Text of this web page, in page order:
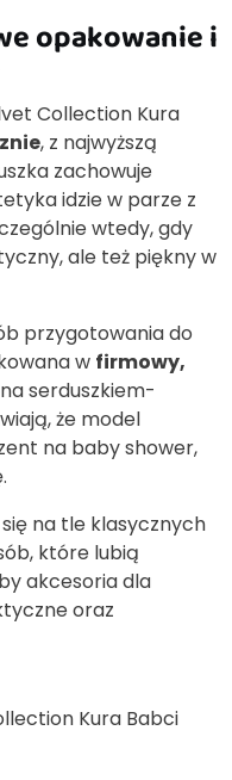
opakowanie i
Collection Kura
, z najwyższą
zachowuje
idzie w parze z
wtedy, gdy
ale też piękny w
przygotowania do
w firmowy,
serduszkiem-
że model
na baby shower,
na tle klasycznych
które lubią
akcesoria dla
oraz
Kura Babci